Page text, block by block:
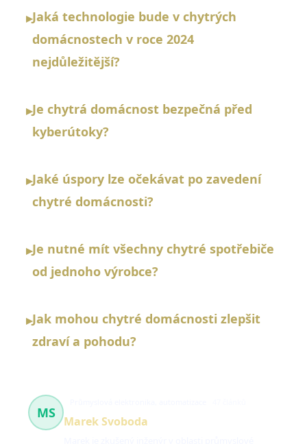
▸Jaká technologie bude v chytrých
domácnostech v roce 2024
nejdůležitější?
▸Je chytrá domácnost bezpečná před
kyberútoky?
▸Jaké úspory lze očekávat po zavedení
chytré domácnosti?
▸Je nutné mít všechny chytré spotřebiče
od jednoho výrobce?
▸Jak mohou chytré domácnosti zlepšit
zdraví a pohodu?
MS
Marek Svoboda